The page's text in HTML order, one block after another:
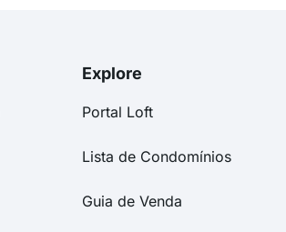
Explore
Portal Loft
Lista de Condomínios
Guia de Venda